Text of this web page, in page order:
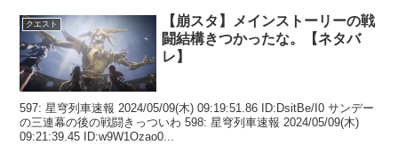
クエスト
【崩スタ】メインストーリーの戦
闘結構きつかったな。【ネタバ
レ】
597: 星穹列車速報 2024/05/09(木) 09:19:51.86 ID:DsitBe/I0 サンデー
の三連幕の後の戦闘きっついわ 598: 星穹列車速報 2024/05/09(木)
09:21:39.45 ID:w9W1Ozao0...